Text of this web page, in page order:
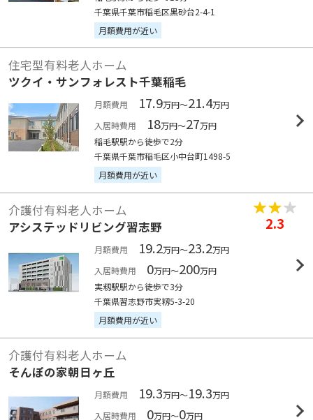
千葉県千葉市稲毛区黒砂台2-4-1
月額費用が近い
住宅型有料老人ホーム
ツクイ・サンフォレスト千葉稲毛
月額費用 17.9万円～21.4万円
入居時費用
18万円～27万円
稲毛駅駅から徒歩で2分
千葉県千葉市稲毛区小中台町1498-5
月額費用が近い
介護付有料老人ホーム
アシステッドリビング習志野
2.3
月額費用 19.2万円～23.2万円
入居時費用
0万円～200万円
実籾駅駅から徒歩で3分
千葉県習志野市実籾5-3-20
月額費用が近い
介護付有料老人ホーム
そんぽの家朝日ヶ丘
月額費用 19.3万円～19.3万円
入居時費用
0万円～0万円